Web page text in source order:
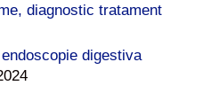
diagnostic tratament
digestiva